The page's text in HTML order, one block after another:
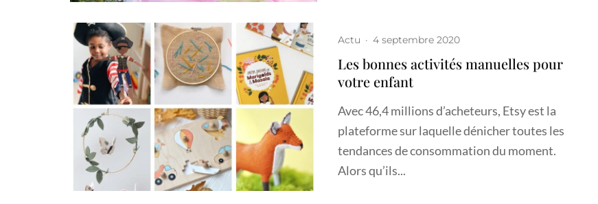
Actu · 4 septembre 2020
Les bonnes activités manuelles pour
votre enfant
Avec 46,4 millions d’acheteurs, Etsy est la
plateforme sur laquelle dénicher toutes les
tendances de consommation du moment.
Alors qu’ils...